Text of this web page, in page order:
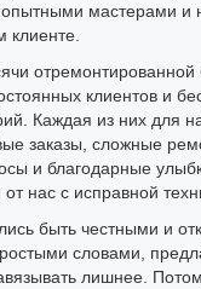
мастерами и
клиенте.
отремонтированной
клиентов и
Каждая из них для
заказы, сложные
и благодарные
нас с исправной
быть честными и
словами,
лишнее.